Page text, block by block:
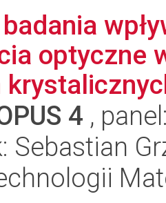
optyczne
4 ,
Sebastian